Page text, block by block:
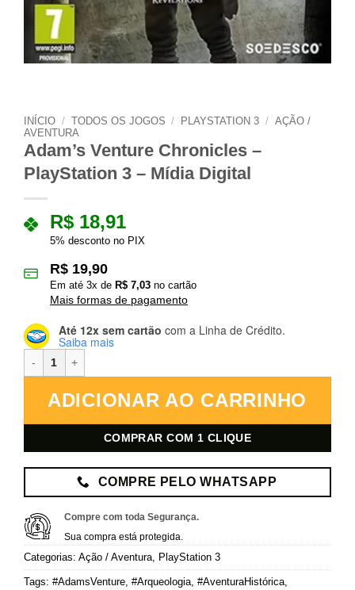
INÍCIO / TODOS OS JOGOS / PLAYSTATION 3 / AÇÃO /
AVENTURA
Adam’s Venture Chronicles –
PlayStation 3 – Mídia Digital
R$ 18,91
5% desconto no PIX
R$ 19,90
Em até 3x de R$ 7,03 no cartão
Mais formas de pagamento
Até 12x sem cartão com a Linha de Crédito.
Saiba mais
ADICIONAR AO CARRINHO
COMPRAR COM 1 CLIQUE
COMPRE PELO WHATSAPP
Compre com toda Segurança.
Sua compra está protegida.
Categorias: Ação / Aventura PlayStation 3
Tags: #AdamsVenture #Arqueologia #AventuraHistórica